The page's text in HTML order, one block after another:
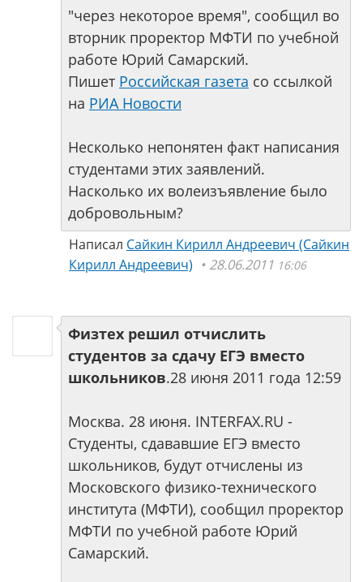
"через некоторое время", сообщил во
вторник проректор МФТИ по учебной
работе Юрий Самарский.
Пишет Российская газета со ссылкой
на РИА Новости
Несколько непонятен факт написания
студентами этих заявлений.
Насколько их волеизъявление было
добровольным?
Написал Сайкин Кирилл Андреевич (Сайкин
Кирилл Андреевич)
28.06.2011 16:06
Физтех решил отчислить
студентов за сдачу ЕГЭ вместо
школьников.28 июня 2011 года 12:59
Москва. 28 июня. INTERFAX.RU -
Студенты, сдававшие ЕГЭ вместо
школьников, будут отчислены из
Московского физико-технического
института (МФТИ), сообщил проректор
МФТИ по учебной работе Юрий
Самарский.